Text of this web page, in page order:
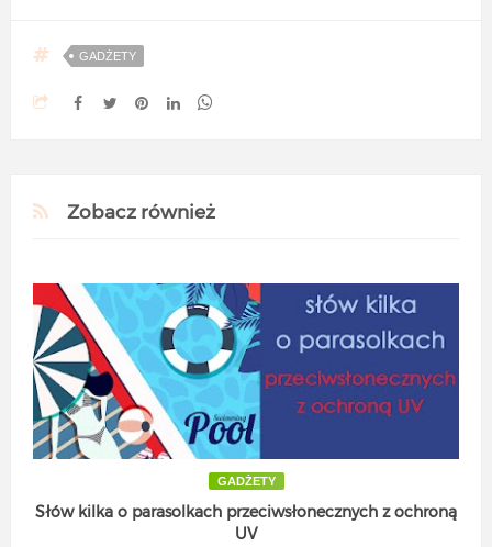
GADŻETY
Zobacz również
GADŻETY
Słów kilka o parasolkach przeciwsłonecznych z ochroną
UV